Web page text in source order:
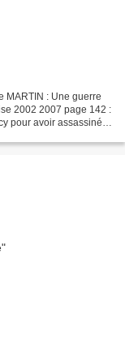
MARTIN : Une guerre
2002 2007 page 142 :
pour avoir assassiné